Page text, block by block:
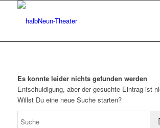
Es konnte leider nichts gefunden werden
Entschuldigung, aber der gesuchte Eintrag ist
Willst Du eine neue Suche starten?